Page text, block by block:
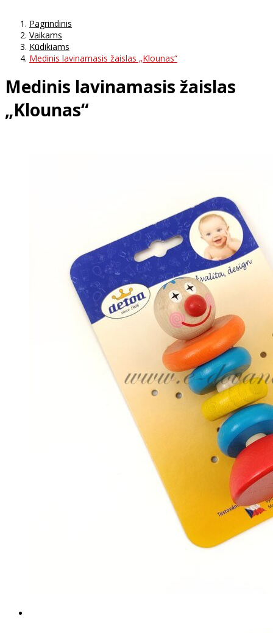
Pagrindinis
Vaikams
Kūdikiams
Medinis lavinamasis žaislas „Klounas“
Medinis lavinamasis žaislas
„Klounas“